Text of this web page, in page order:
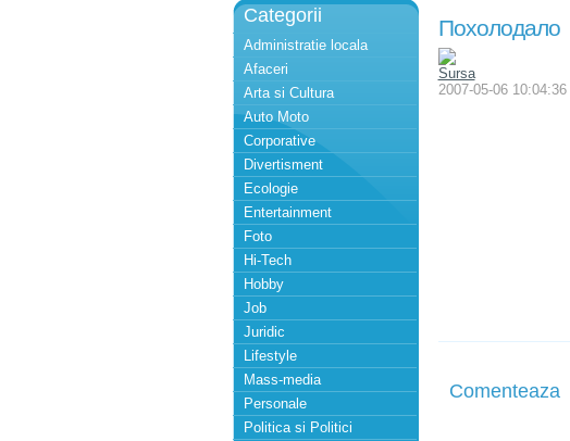
Categorii
Administratie locala
Afaceri
Arta si Cultura
Auto Moto
Corporative
Divertisment
Ecologie
Entertainment
Foto
Hi-Tech
Hobby
Job
Juridic
Lifestyle
Mass-media
Personale
Politica si Politici
Похолодало
Sursa
2007-05-06 10:04:36
Comenteaza